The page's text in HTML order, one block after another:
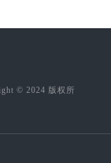
© 2024 版权所